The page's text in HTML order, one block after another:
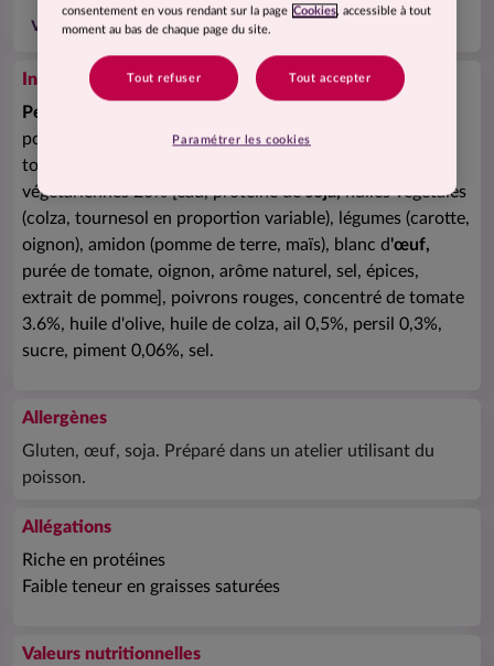
végétariennes
Ingrédients
Penne
poudre de blanc
d'œuf),huile de colza, sel], pulpe de
tomates 28% (tomates, jus de tomates), boulettes
végétariennes 20% [eau, protéine desoja,huiles végétales
(colza, tournesol en proportion variable), légumes (carotte,
oignon), amidon (pomme de terre, maïs), blanc d'œuf,
purée de tomate, oignon, arôme naturel, sel, épices,
extrait de pomme], poivrons rouges, concentré de tomate
3.6%, huile d'olive, huile de colza, ail 0,5%, persil 0,3%,
sucre, piment 0,06%, sel.
Allergènes
Gluten, œuf, soja. Préparé dans un atelier utilisant du
poisson.
Allégations
Riche en protéines
Faible teneur en graisses saturées
Valeurs nutritionnelles
consentement en vous rendant sur la page Cookies, accessible à tout
moment au bas de chaque page du site.
Tout refuser Tout accepter
Paramétrer les cookies